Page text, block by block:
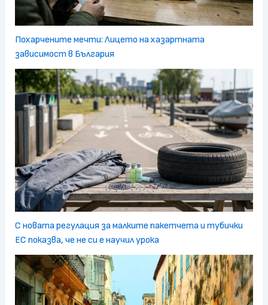
Похарчените мечти: Лицето на хазартната
зависимост в България
С новата регулация за малките пакетчета и тубички
ЕС показва, че не си е научил урока